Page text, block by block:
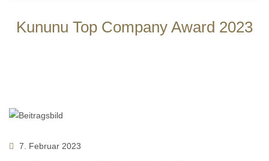
Kununu Top Company Award 2023
7. Februar 2023